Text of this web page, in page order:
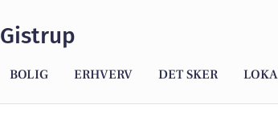
Gistrup
BOLIG ERHVERV DET SKER